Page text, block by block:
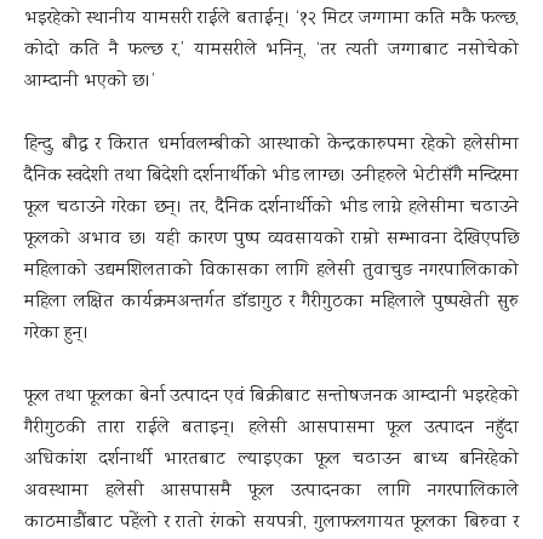
भइरहेको स्थानीय यामसरी राईले बताईन्। ‘१२ मिटर जग्गामा कति मकै फल्छ,
कोदो कति नै फल्छ र,’ यामसरीले भनिन्, ‘तर त्यती जग्गाबाट नसोचेको
आम्दानी भएको छ।’
हिन्दु, बौद्ध र किरात धर्मावलम्बीको आस्थाको केन्द्रकारुपमा रहेको हलेसीमा
दैनिक स्वदेशी तथा बिदेशी दर्शनार्थीको भीड लाग्छ। उनीहरुले भेटीसँगै मन्दिरमा
फूल चढाउने गरेका छन्। तर, दैनिक दर्शनार्थीको भीड लाग्ने हलेसीमा चढाउने
फूलको अभाव छ। यही कारण पुष्प व्यवसायको राम्रो सम्भावना देखिएपछि
महिलाको उद्यमशिलताको विकासका लागि हलेसी तुवाचुङ नगरपालिकाको
महिला लक्षित कार्यक्रमअन्तर्गत डाँडागुठ र गैरीगुठका महिलाले पुष्पखेती सुरु
गरेका हुन्।
फूल तथा फूलका बेर्ना उत्पादन एवं बिक्रीबाट सन्तोषजनक आम्दानी भइरहेको
गैरीगुठकी तारा राईले बताइन्। हलेसी आसपासमा फूल उत्पादन नहुँदा
अधिकांश दर्शनार्थी भारतबाट ल्याइएका फूल चढाउन बाध्य बनिरहेको
अवस्थामा हलेसी आसपासमै फूल उत्पादनका लागि नगरपालिकाले
काठमाडौंबाट पहेंलो र रातो रंगको सयपत्री, गुलाफलगायत फूलका बिरुवा र